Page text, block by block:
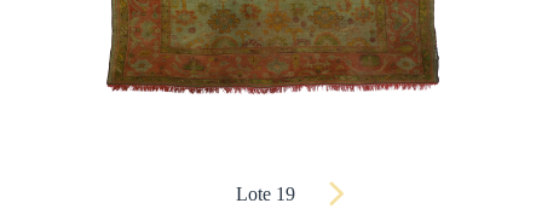
Lote 19